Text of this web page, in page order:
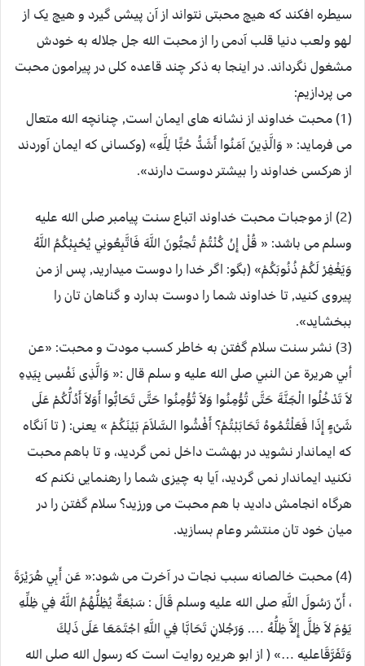
سیطره افکند که هیچ محبتی نتواند از آن پیشی گیرد و هیچ یک از
لهو ولعب دنیا قلب آدمی را از محبت الله جل جلاله به خودش
مشغول نگرداند. در اینجا به ذکر چند قاعده کلی در پیرامون محبت
می پردازیم:
(1) محبت خداوند از نشانه های ایمان است, چنانچه الله متعال
می فرماید: « وَالَّذِينَ آمَنُوا أَشَدُّ حُبًّا لِلَّهِ» (وکسانی که ایمان آوردند
از هرکسی خداوند را بیشتر دوست دارند».
(2) از موجبات محبت خداوند اتباع سنت پیامبر صلی الله علیه
وسلم می باشد: « قُلْ إِنْ كُنْتُمْ تُحِبُّونَ اللَّهَ فَاتَّبِعُونِي يُحْبِبْكُمُ اللَّهُ
وَيَغْفِرْ لَكُمْ ذُنُوبَكُمْ» (بگو: اگر خدا را دوست میدارید, پس از من
پیروی کنید, تا خداوند شما را دوست بدارد و گناهان تان را
ببخشاید».
(3) نشر سنت سلام گفتن به خاطر کسب مودت و محبت: «عن
أبي هريرة عن النبي صلى الله عليه و سلم قال :« وَالَّذِى نَفْسِى بِيَدِهِ
لاَ تَدْخُلُوا الْجَنَّةَ حَتَّى تُؤْمِنُوا وَلاَ تُؤْمِنُوا حَتَّى تَحَابُّوا أَوَلاَ أَدُلُّكُمْ عَلَى
شَىْءٍ إِذَا فَعَلْتُمُوهُ تَحَابَبْتُمْ؟ أَفْشُوا السَّلاَمَ بَيْنَكُمْ » یعنی: ( تا آنگاه
که ایماندار نشوید در بهشت داخل نمی گردید، و تا باهم محبت
نکنید ایماندار نمی گردید، آیا به چیزی شما را رهنمایی نکنم که
هرگاه انجامش دادید با هم محبت می ورزید؟ سلام گفتن را در
میان خود تان منتشر وعام بسازید.
(4) محبت خالصانه سبب نجات در آخرت می شود:« عَن أَبِي هُرَيْرَةَ
، أَنّ رَسُولَ اللَّهِ صلى الله عليه وسلم قَالَ : سَبْعَةٌ يُظِلُّهُمُ اللَّهُ فِي ظِلِّهِ
يَوْمَ لاَ ظِلَّ إِلاَّ ظِلُّهُ …. وَرَجُلانِ تَحَابَّا فِي اللَّهِ اجْتَمَعَا عَلَى ذَلِكَ
وَتَفَرَّقَاعلیه …» ( از ابو هریره روایت است که رسول الله صلی الله